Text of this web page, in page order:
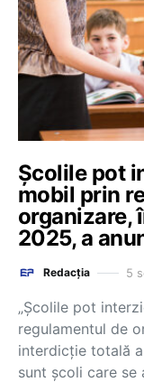
Școlile pot
mobil prin
organizare,
2025, a
Redacția 5
„Școlile pot
regulamentul de
interdicție totală
sunt școli care se